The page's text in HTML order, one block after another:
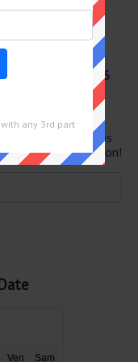
croisés et que
vous sur
2 du 25 Juin 2026
dernières réponses
boîte de réception!
Ven Sam
any 3rd part